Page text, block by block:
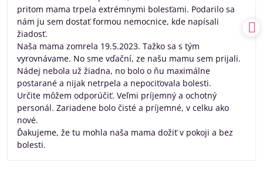
pritom mama trpela extrémnymi bolesťami. Podarilo sa
nám ju sem dostať formou nemocnice, kde napísali
žiadosť.
Naša mama zomrela 19.5.2023. Tažko sa s tým
vyrovnávame. No sme vďační, ze našu mamu sem prijali.
Nádej nebola už žiadna, no bolo o ňu maximálne
postarané a nijak netrpela a nepociťovala bolesti.
Určite môžem odporúčiť. Veľmi príjemný a ochotný
personál. Zariadene bolo čisté a príjemné, v celku ako
nové.
Ďakujeme, že tu mohla naša mama dožiť v pokoji a bez
bolesti.